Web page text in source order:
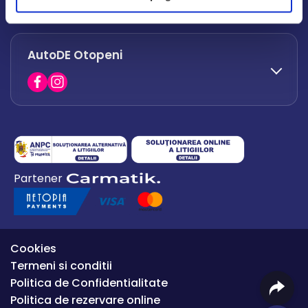
office.afumati@autode.ro
0730 063 852
0730 063 851
AutoDE Otopeni
0754 649 360
office.premium@autode.ro
Partener
Cookies
Termeni si conditii
Politica de Confidentialitate
Politica de rezervare online